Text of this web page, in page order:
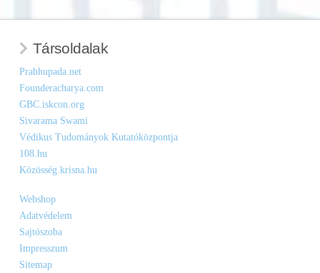
Társoldalak
Prabhupada.net
Founderacharya.com
GBC.iskcon.org
Sivarama Swami
Védikus Tudományok Kutatóközpontja
108.hu
Közösség.krisna.hu
Webshop
Adatvédelem
Sajtószoba
Impresszum
Sitemap